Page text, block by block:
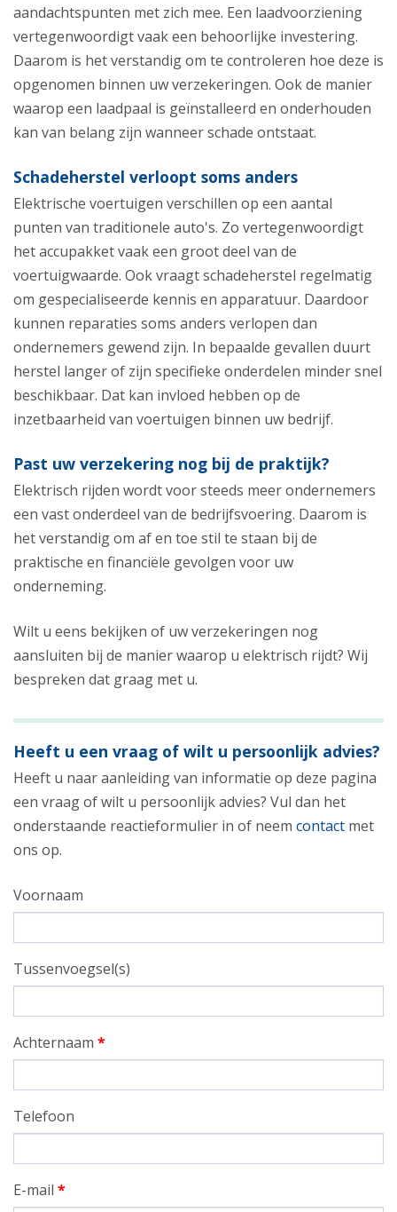
aandachtspunten met zich mee. Een laadvoorziening
vertegenwoordigt vaak een behoorlijke investering.
Daarom is het verstandig om te controleren hoe deze is
opgenomen binnen uw verzekeringen. Ook de manier
waarop een laadpaal is geïnstalleerd en onderhouden
kan van belang zijn wanneer schade ontstaat.
Schadeherstel verloopt soms anders
Elektrische voertuigen verschillen op een aantal
punten van traditionele auto's. Zo vertegenwoordigt
het accupakket vaak een groot deel van de
voertuigwaarde. Ook vraagt schadeherstel regelmatig
om gespecialiseerde kennis en apparatuur. Daardoor
kunnen reparaties soms anders verlopen dan
ondernemers gewend zijn. In bepaalde gevallen duurt
herstel langer of zijn specifieke onderdelen minder snel
beschikbaar. Dat kan invloed hebben op de
inzetbaarheid van voertuigen binnen uw bedrijf.
Past uw verzekering nog bij de praktijk?
Elektrisch rijden wordt voor steeds meer ondernemers
een vast onderdeel van de bedrijfsvoering. Daarom is
het verstandig om af en toe stil te staan bij de
praktische en financiële gevolgen voor uw
onderneming.
Wilt u eens bekijken of uw verzekeringen nog
aansluiten bij de manier waarop u elektrisch rijdt? Wij
bespreken dat graag met u.
Heeft u een vraag of wilt u persoonlijk advies?
Heeft u naar aanleiding van informatie op deze pagina
een vraag of wilt u persoonlijk advies? Vul dan het
onderstaande reactieformulier in of neem contact met
ons op.
Voornaam
Tussenvoegsel(s)
Achternaam *
Telefoon
E-mail *